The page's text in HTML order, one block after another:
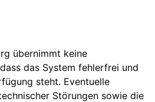
übernimmt keine
das System fehlerfrei und
steht. Eventuelle
Störungen sowie die